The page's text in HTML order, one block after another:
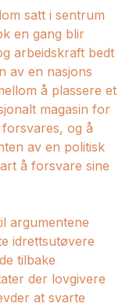
satt i sentrum
en gang blir
arbeidskraft bedt
av en nasjons
å plassere et
magasin for
og å
av en politisk
å forsvare sine
argumentene
idrettsutøvere
tilbake
der lovgivere
at svarte